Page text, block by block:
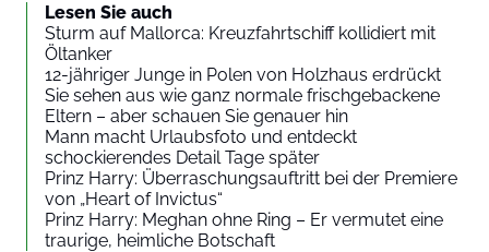
Lesen Sie auch
Sturm auf Mallorca: Kreuzfahrtschiff kollidiert mit
Öltanker
12-jähriger Junge in Polen von Holzhaus erdrückt
Sie sehen aus wie ganz normale frischgebackene
Eltern – aber schauen Sie genauer hin
Mann macht Urlaubsfoto und entdeckt
schockierendes Detail Tage später
Prinz Harry: Überraschungsauftritt bei der Premiere
von „Heart of Invictus“
Prinz Harry: Meghan ohne Ring – Er vermutet eine
traurige, heimliche Botschaft